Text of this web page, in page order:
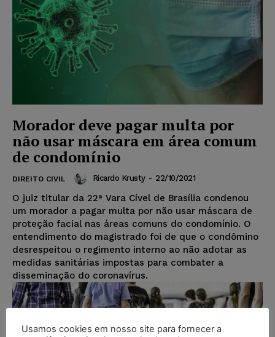
Morador deve pagar multa por
não usar máscara em área comum
de condomínio
DIREITO CIVIL Ricardo Krusty - 22/10/2021
O juiz titular da 22ª Vara Cível de Brasília condenou
um morador a pagar multa por não usar máscara de
proteção facial nas áreas comuns do condomínio. O
entendimento do magistrado foi de que o condômino
desrespeitou o regimento interno ao não adotar as
medidas sanitárias impostas para combater a
disseminação do coronavírus.
Usamos cookies em nosso site para fornecer a